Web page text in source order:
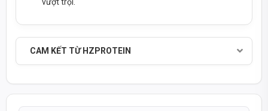
CAM KẾT TỪ HZPROTEIN
SẢN PHẨM CHÍNH HÃNG - THANH TOÁN KHI NHẬN HÀNG
THÔNG TIN SẢN PHẨM CẬP NHẬTTỰ ĐỘNG & CHÍNH XÁC
2-4 GIỜ